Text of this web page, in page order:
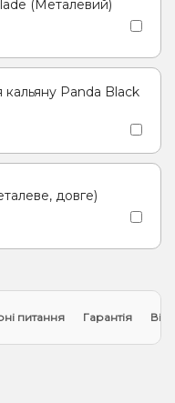
Маракуя
(Металевий)
кальяну Panda Black
довге)
питання Гарантія